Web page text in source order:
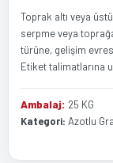
Toprak altı veya
serpme veya
türüne, gelişim
Etiket talimatlarına
Ambalaj: 25 KG
Kategori: Azotlu